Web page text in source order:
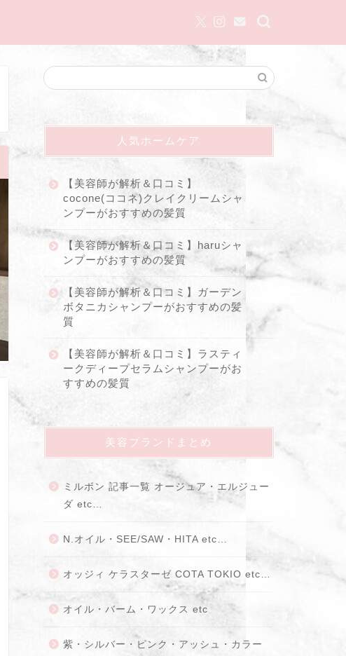
人気ホームケア
【美容師が解析＆口コミ】
cocone(ココネ)クレイクリームシャ
ンプーがおすすめの髪質
【美容師が解析＆口コミ】haruシャ
ンプーがおすすめの髪質
【美容師が解析＆口コミ】ガーデン
ボタニカシャンプーがおすすめの髪
質
【美容師が解析＆口コミ】ラスティ
ークディープセラムシャンプーがお
すすめの髪質
美容ブランドまとめ
ミルボン 記事一覧 オージュア・エルジュー
ダ etc…
N.オイル・SEE/SAW・HITA etc…
オッジィ ケラスターゼ COTA TOKIO etc…
オイル・バーム・ワックス etc
紫・シルバー・ピンク・アッシュ・カラー